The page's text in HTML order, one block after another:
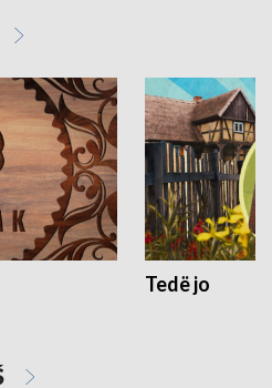
Tedë jo